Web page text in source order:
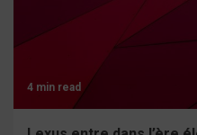
4 min read